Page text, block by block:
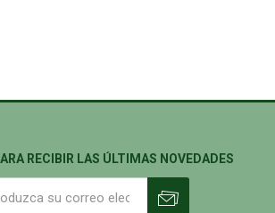
RECIBIR LAS ÚLTIMAS NOVEDADES